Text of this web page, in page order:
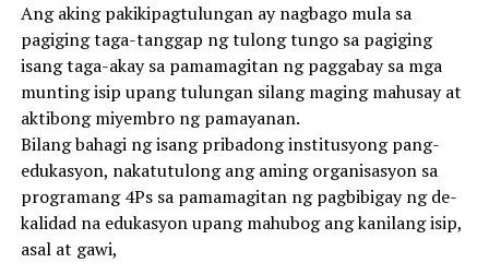
Ang aking pakikipagtulungan ay nagbago mula sa
pagiging taga-tanggap ng tulong tungo sa pagiging
isang taga-akay sa pamamagitan ng paggabay sa mga
munting isip upang tulungan silang maging mahusay at
aktibong miyembro ng pamayanan.
Bilang bahagi ng isang pribadong institusyong pang-
edukasyon, nakatutulong ang aming organisasyon sa
programang 4Ps sa pamamagitan ng pagbibigay ng de-
kalidad na edukasyon upang mahubog ang kanilang isip,
asal at gawi,